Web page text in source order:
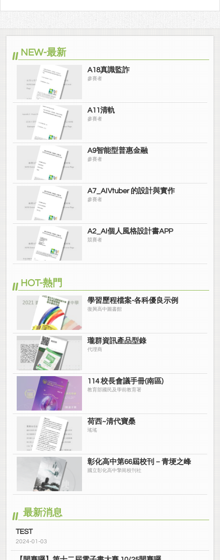
NEW-最新
A18真識監詐
參賽者
A11清軌
參賽者
A9智能型普惠金融
參賽者
A7_AIVtuber 的設計與實作
參賽者
A2_AI個人風格設計書APP
競賽者
HOT-熱門
學習歷程檔案-各科優良示例
復興高中圖書館
瓏群資訊產品型錄
代理商
114 校長會議手冊(南區)
教育部國民及學前教育署
荷西~清代寶桑
瑤瑤
彰化高中第66屆校刊－青埂之峰
國立彰化高中擎崗校刊社
最新消息
TEST
2024-01-03